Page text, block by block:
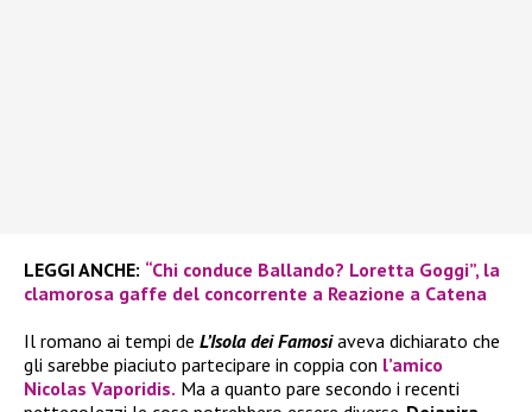
LEGGI ANCHE: “Chi conduce Ballando? Loretta Goggi”, la
clamorosa gaffe del concorrente a Reazione a Catena
Il romano ai tempi de L’Isola dei Famosiaveva dichiarato che
gli sarebbe piaciuto partecipare in coppia con l’amico
Nicolas Vaporidis. Ma a quanto pare secondo i recenti